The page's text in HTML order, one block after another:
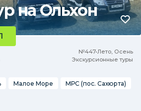
на Ольхон
№447•Лето, Осень
Экскурсионные туры
Малое Море
МРС (пос. Сахюрта)